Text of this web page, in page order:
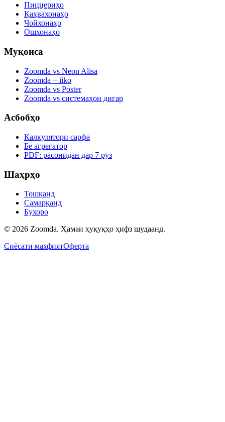
Пиццериҳо
Қаҳвахонаҳо
Чойхонаҳо
Ошхонаҳо
Муқоиса
Zoomda vs Neon Alisa
Zoomda + iiko
Zoomda vs Poster
Zoomda vs системаҳои дигар
Асбобҳо
Калкулятори сарфа
Бе агрегатор
PDF: расонидан дар 7 рӯз
Шаҳрҳо
Тошканд
Самарқанд
Бухоро
© 2026 Zoomda. Ҳамаи ҳуқуқҳо ҳифз шудаанд.
Сиёсати махфиятОферта